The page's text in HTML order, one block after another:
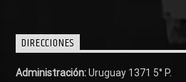
DIRECCIONES
Administración:Uruguay 1371 5° P.